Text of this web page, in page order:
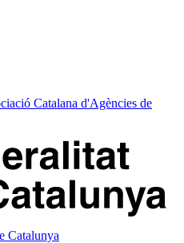
Catalana d'Agències de
Catalunya